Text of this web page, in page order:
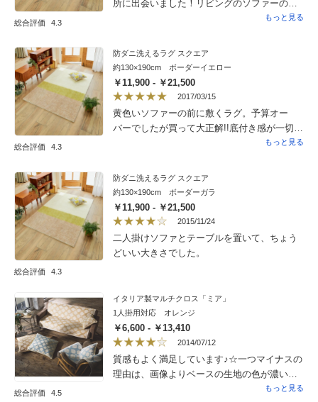
総合評価 4.3
所に出会いました！リビングのソファーの前
にスクエアタイプ、ダイニングセットの下に
しい雰囲気も気に入っています。優しい色合
いとフワフワ感で思わず寝転びたくなりま
す！
もっと見る
総合評価 4.3
防ダニ洗えるラグ スクエア
約130×190cm ボーダーイエロー
￥11,900 - ￥21,500
2017/03/15
黄色いソファーの前に敷くラグ。予算オー
バーでしたが買って大正解!!底付き感が一切な
く手触りよく、暖かい。反抗期まっただ中の
ズの色違いボーダーをリピ買いしました。後
は夏場どうなるか？です。
もっと見る
総合評価 4.3
防ダニ洗えるラグ スクエア
約130×190cm ボーダーガラ
￥11,900 - ￥21,500
2015/11/24
二人掛けソファとテーブルを置いて、ちょう
どいい大きさでした。
総合評価 4.5
イタリア製マルチクロス「ミア」
1人掛用対応 オレンジ
￥6,600 - ￥13,410
2014/07/12
質感もよく満足しています♪☆一つマイナスの
理由は、画像よりベースの生地の色が濃い目
な事です＾＾；もう少し白っぽいのを想像し
もっと見る